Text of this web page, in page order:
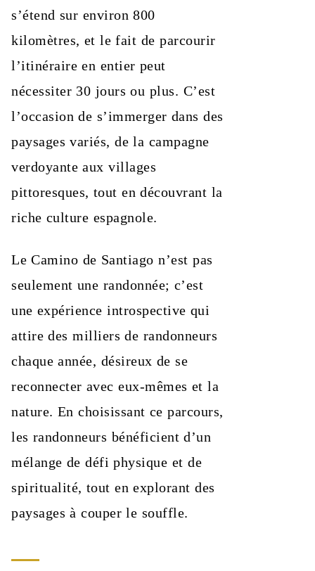
s’étend sur environ 800
kilomètres, et le fait de parcourir
l’itinéraire en entier peut
nécessiter 30 jours ou plus. C’est
l’occasion de s’immerger dans des
paysages variés, de la campagne
verdoyante aux villages
pittoresques, tout en découvrant la
riche culture espagnole.
Le Camino de Santiago n’est pas
seulement une randonnée; c’est
une expérience introspective qui
attire des milliers de randonneurs
chaque année, désireux de se
reconnecter avec eux-mêmes et la
nature. En choisissant ce parcours,
les randonneurs bénéficient d’un
mélange de défi physique et de
spiritualité, tout en explorant des
paysages à couper le souffle.